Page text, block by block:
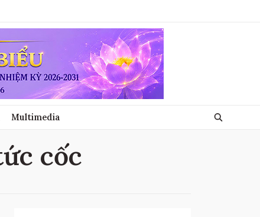
Multimedia
cốc